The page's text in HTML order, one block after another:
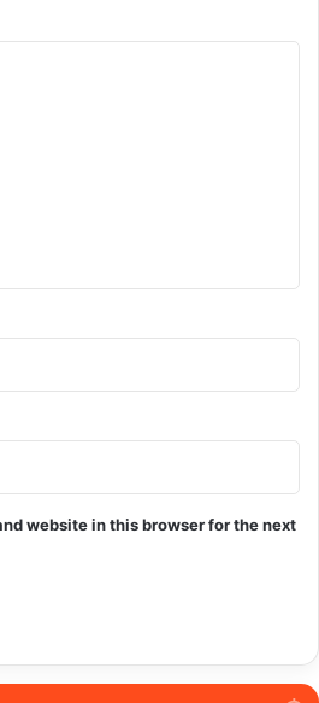
website in this browser for the next